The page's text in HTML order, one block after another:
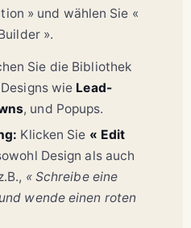
» und wählen Sie «
».
Sie die Bibliothek
wie Lead-
, und Popups.
Klicken Sie « Edit
Design als auch
« Schreibe eine
wende einen roten